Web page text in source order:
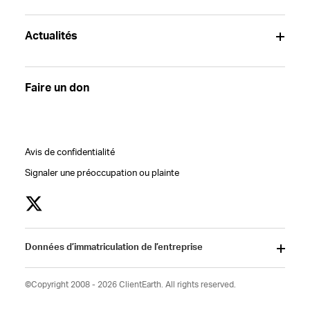
Actualités
Faire un don
Avis de confidentialité
Signaler une préoccupation ou plainte
Données d’immatriculation de l’entreprise
©Copyright 2008 - 2026 ClientEarth. All rights reserved.